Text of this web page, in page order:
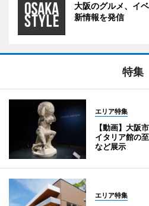
大阪のグルメ、イ
新情報を発信
特集
エリア特集
【動画】大阪
イタリア館の
など展示
エリア特集